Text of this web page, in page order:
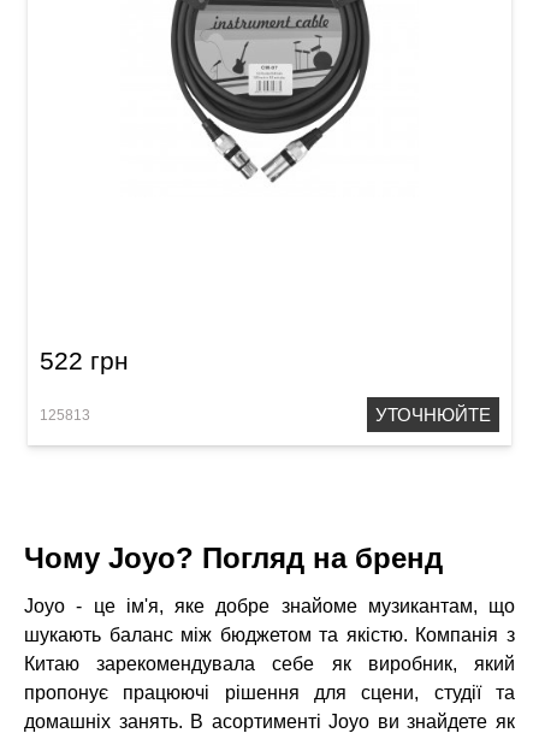
522 грн
125813 УТОЧНЮЙТЕ
Чому Joyo? Погляд на бренд
Joyo - це ім'я, яке добре знайоме музикантам, що
шукають баланс між бюджетом та якістю. Компанія з
Китаю зарекомендувала себе як виробник, який
пропонує працюючі рішення для сцени, студії та
домашніх занять. В асортименті Joyo ви знайдете як